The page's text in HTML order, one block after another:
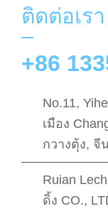
ติดต่อเรา
+86
No.11,
เมือง
กวางตุ้ง, จี
Ruian
ดิ้ง CO.,